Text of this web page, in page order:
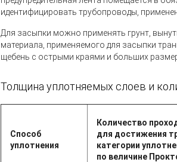
идентифицировать трубопроводы,
Для засыпки можно применять грунт,
материала, применяемого для засыпки
щебень с острыми краями и больших
Толщина уплотняемых слоев и
Способ
уплотнения
Количество
для достижения
категории
по величине